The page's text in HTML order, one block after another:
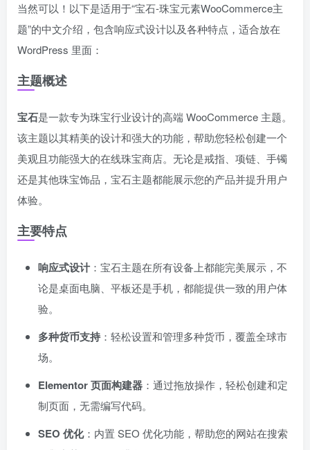
当然可以！以下是适用于“宝石-珠宝元素WooCommerce主
题”的中文介绍，包含响应式设计以及各种特点，适合放在
WordPress 里面：
主题概述
宝石是一款专为珠宝行业设计的高端 WooCommerce 主题。
该主题以其精美的设计和强大的功能，帮助您轻松创建一个
美观且功能强大的在线珠宝商店。无论是戒指、项链、手镯
还是其他珠宝饰品，宝石主题都能展示您的产品并提升用户
体验。
主要特点
响应式设计：宝石主题在所有设备上都能完美展示，不
论是桌面电脑、平板还是手机，都能提供一致的用户体
验。
多种货币支持：轻松设置和管理多种货币，覆盖全球市
场。
Elementor 页面构建器 ：通过拖放操作，轻松创建和定
制页面，无需编写代码。
SEO 优化：内置 SEO 优化功能，帮助您的网站在搜索